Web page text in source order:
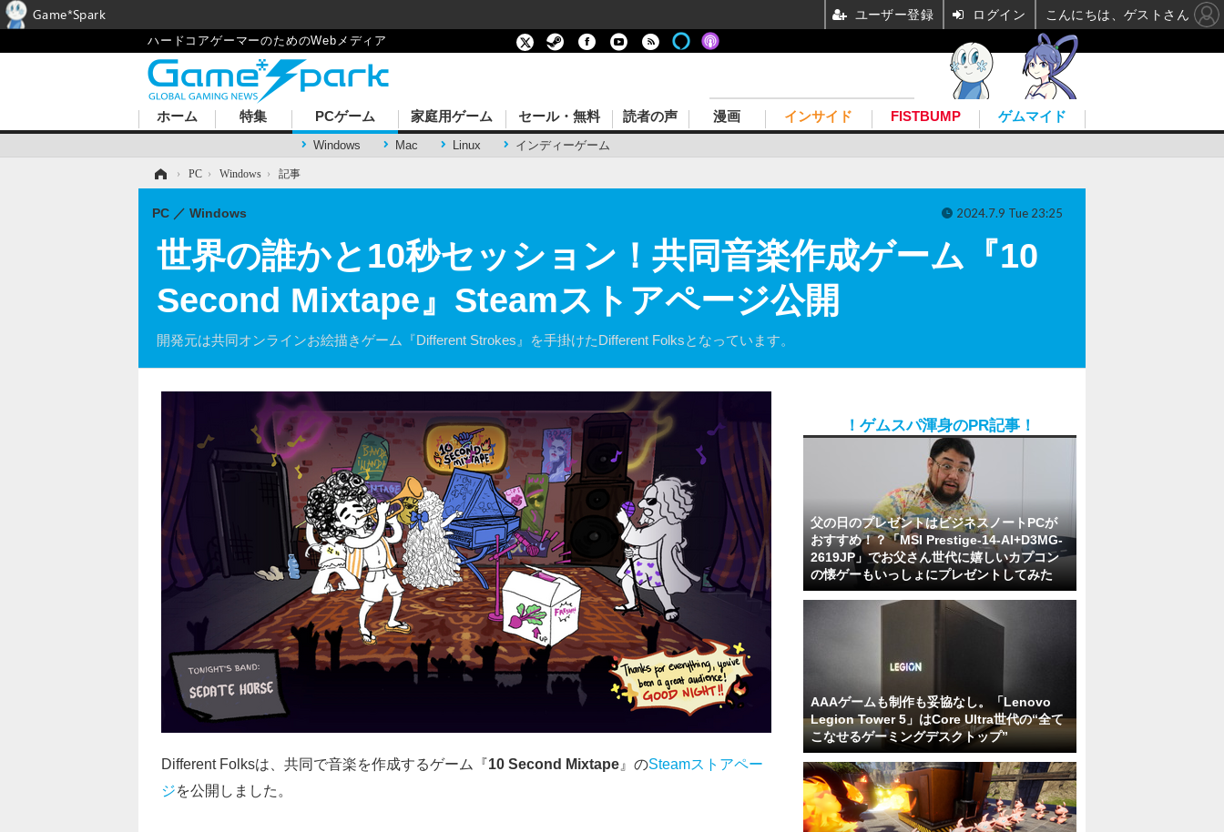
ハードコアゲーマーのためのWebメディア
ホーム 特集 PCゲーム
Windows Mac Linux インディーゲーム
家庭用ゲーム セール・無料 読者の声 漫画 インサイド FISTBUMP ゲムマイド
› PC › Windows › 記事
世界の誰かと10秒セッション！共同音楽作成ゲーム『10
Second Mixtape』Steamストアページ公開
開発元は共同オンラインお絵描きゲーム『Different Strokes』を手掛けたDifferent Folksとなっています。
PC Windows 2024.7.9 Tue 23:25
Different Folksは、共同で音楽を作成するゲーム『10 Second Mixtape 』のSteamストアペー
ジを公開しました。
！ゲムスパ渾身のPR記事！
父の日のプレゼントはビジネスノートPCが
おすすめ！？「MSI Prestige-14-AI+D3MG-
2619JP」でお父さん世代に嬉しいカプコン
の懐ゲーもいっしょにプレゼントしてみた
AAAゲームも制作も妥協なし。「Lenovo
Legion Tower 5」はCore Ultra世代の“全て
こなせるゲーミングデスクトップ”
Game*Spark ユーザー登録 ログイン こんにちは、ゲストさん